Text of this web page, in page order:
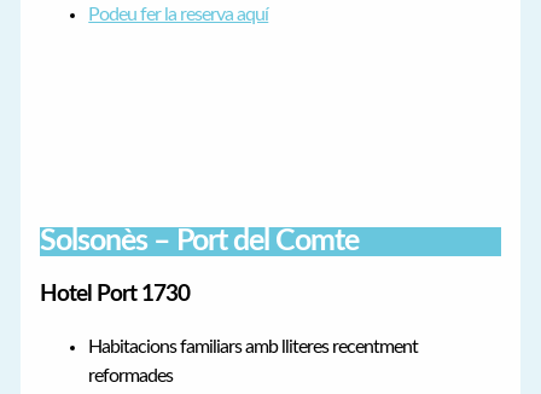
Podeu fer la reserva aquí
Solsonès – Port del Comte
Hotel Port 1730
Habitacions familiars amb lliteres recentment
reformades